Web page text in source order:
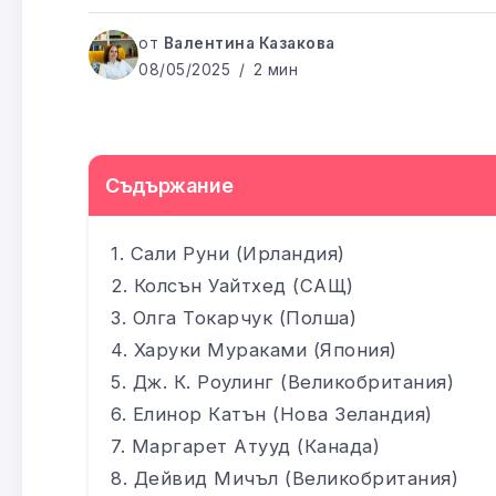
от Валентина Казакова
08/05/2025
2 мин
Съдържание
Сали Руни (Ирландия)
Колсън Уайтхед (САЩ)
Олга Токарчук (Полша)
Харуки Мураками (Япония)
Дж. К. Роулинг (Великобритания)
Елинор Катън (Нова Зеландия)
Маргарет Атууд (Канада)
Дейвид Мичъл (Великобритания)